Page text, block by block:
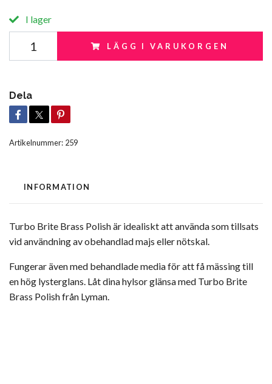
I lager
LÄGG I VARUKORGEN
Dela
Artikelnummer: 259
INFORMATION
Turbo Brite Brass Polish är idealiskt att använda som tillsats
vid användning av obehandlad majs eller nötskal.
Fungerar även med behandlade media för att få mässing till
en hög lysterglans. Låt dina hylsor glänsa med Turbo Brite
Brass Polish från Lyman.